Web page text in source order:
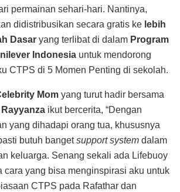
permainan sehari-hari. Nantinya,
didistribusikan secara gratis ke lebih
Dasar yang terlibat di dalam Program
Indonesia untuk mendorong
CTPS di 5 Momen Penting di sekolah.
Mom yang turut hadir bersama
Rayyanza ikut bercerita, “Dengan
yang dihadapi orang tua, khususnya
butuh bangetsupport system dalam
keluarga. Senang sekali ada Lifebuoy
cara yang bisa menginspirasi aku untuk
CTPS pada Rafathar dan